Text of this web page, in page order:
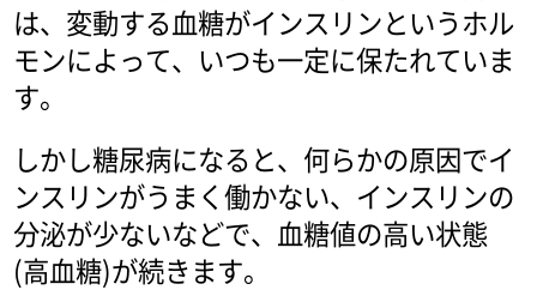
は、変動する血糖がインスリンというホル
モンによって、いつも一定に保たれていま
す。
しかし糖尿病になると、何らかの原因でイ
ンスリンがうまく働かない、インスリンの
分泌が少ないなどで、血糖値の高い状態
(高血糖)が続きます。